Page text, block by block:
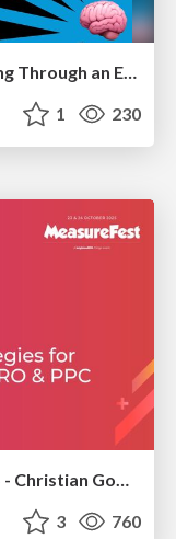
The innovator’s Mindset - Leading Through an Era of Exponential Change - McGill University 2025
1 230
brightonSEO & MeasureFest 2025 - Christian Goodrich - Winning strategies for Black Friday CRO & PPC
3 760